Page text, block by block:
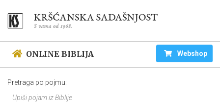
ONLINE BIBLIJA Webshop
Pretraga po pojmu: